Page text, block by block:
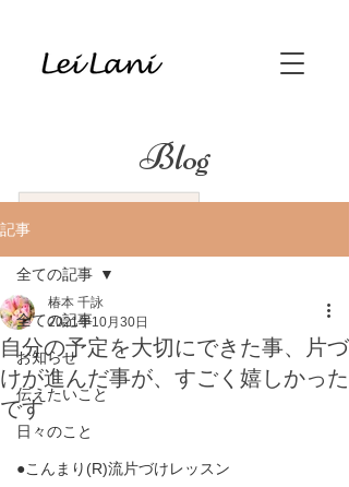
Blog
記事
全ての記事
お知らせ
伝えたいこと
日々のこと
●こんまり(R)流片づけレッスン
全ての記事
自分の予定を大切にできた事、片づ
けが進んだ事が、すごく嬉しかった
です
椿本 千詠
2021年10月30日